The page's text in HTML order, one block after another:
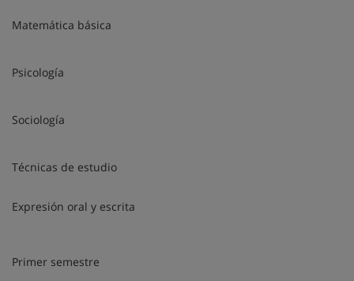
Matemática básica
Psicología
Sociología
Técnicas de estudio
Expresión oral y escrita
Primer semestre